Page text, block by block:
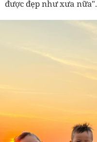
được đẹp như xưa nữa".